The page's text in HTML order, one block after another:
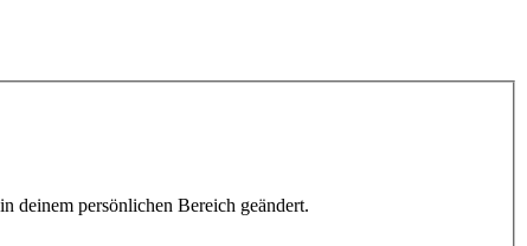
deinem persönlichen Bereich geändert.